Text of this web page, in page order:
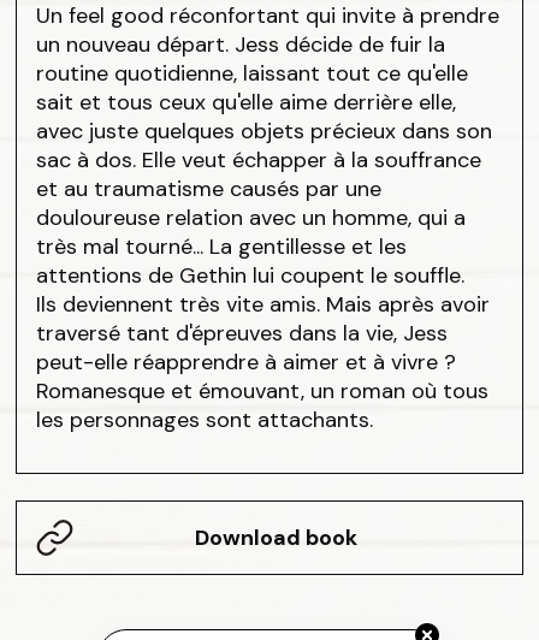
Un feel good réconfortant qui invite à prendre
un nouveau départ. Jess décide de fuir la
routine quotidienne, laissant tout ce qu'elle
sait et tous ceux qu'elle aime derrière elle,
avec juste quelques objets précieux dans son
sac à dos. Elle veut échapper à la souffrance
et au traumatisme causés par une
douloureuse relation avec un homme, qui a
très mal tourné... La gentillesse et les
attentions de Gethin lui coupent le souffle.
Ils deviennent très vite amis. Mais après avoir
traversé tant d'épreuves dans la vie, Jess
peut-elle réapprendre à aimer et à vivre ?
Romanesque et émouvant, un roman où tous
les personnages sont attachants.
Download book